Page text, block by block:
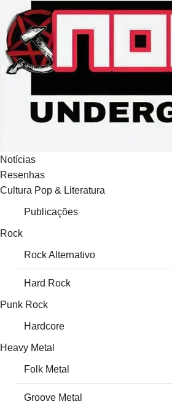
para
conteúdo
Notícias
Resenhas
Cultura Pop & Literatura
Publicações
Rock
Rock Alternativo
Hard Rock
Punk Rock
Hardcore
Heavy Metal
Folk Metal
Groove Metal